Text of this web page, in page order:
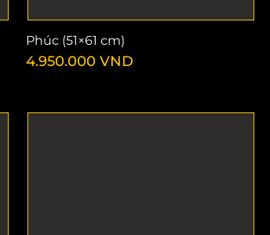
Phúc (51×61 cm)
4.950.000 VND